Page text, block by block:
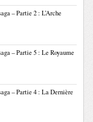
– Partie 2 : L’Arche
– Partie 5 : Le Royaume
– Partie 4 : La Dernière